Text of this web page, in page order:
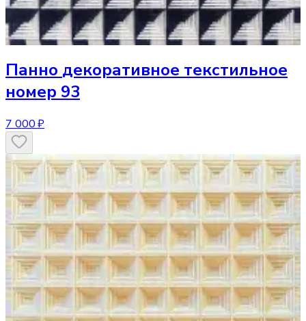
Панно декоративное текстильное
номер 93
7 000 ₽